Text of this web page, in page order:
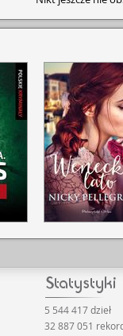
5 544 417 dzieł
32 887 051